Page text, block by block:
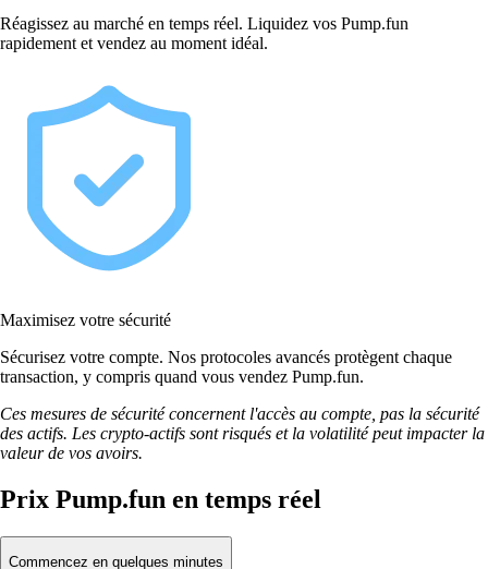
Réagissez au marché en temps réel. Liquidez vos Pump.fun
rapidement et vendez au moment idéal.
Maximisez votre sécurité
Sécurisez votre compte. Nos protocoles avancés protègent chaque
transaction, y compris quand vous vendez Pump.fun.
Ces mesures de sécurité concernent l'accès au compte, pas la sécurité
des actifs. Les crypto-actifs sont risqués et la volatilité peut impacter la
valeur de vos avoirs.
Prix Pump.fun en temps réel
Commencez en quelques minutes